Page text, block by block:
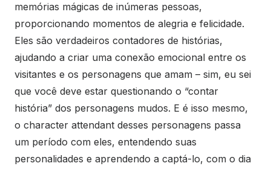
memórias mágicas de inúmeras pessoas,
proporcionando momentos de alegria e felicidade.
Eles são verdadeiros contadores de histórias,
ajudando a criar uma conexão emocional entre os
visitantes e os personagens que amam – sim, eu sei
que você deve estar questionando o “contar
história” dos personagens mudos. E é isso mesmo,
o character attendant desses personagens passa
um período com eles, entendendo suas
personalidades e aprendendo a captá-lo, com o dia